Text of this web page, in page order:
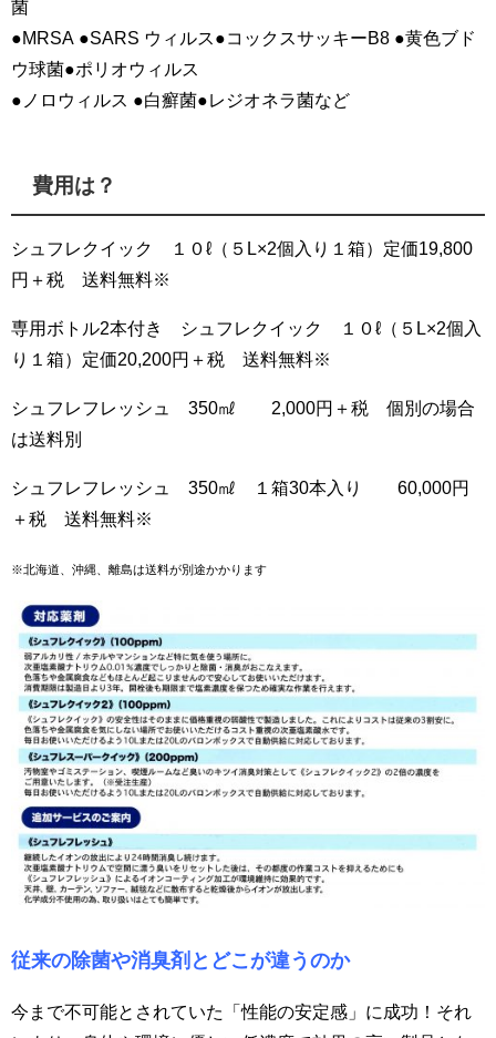
菌
●MRSA ●SARS ウィルス●コックスサッキーB8 ●黄色ブド
ウ球菌●ポリオウィルス
●ノロウィルス ●白癬菌●レジオネラ菌など
費用は？
シュフレクイック １０ℓ（５L×2個入り１箱）定価19,800
円＋税 送料無料※
専用ボトル2本付き シュフレクイック １０ℓ（５L×2個入
り１箱）定価20,200円＋税 送料無料※
シュフレフレッシュ 350㎖ 2,000円＋税 個別の場合
は送料別
シュフレフレッシュ 350㎖ １箱30本入り 60,000円
＋税 送料無料※
※北海道、沖縄、離島は送料が別途かかります
従来の除菌や消臭剤とどこが違うのか
今まで不可能とされていた「性能の安定感」に成功！それ